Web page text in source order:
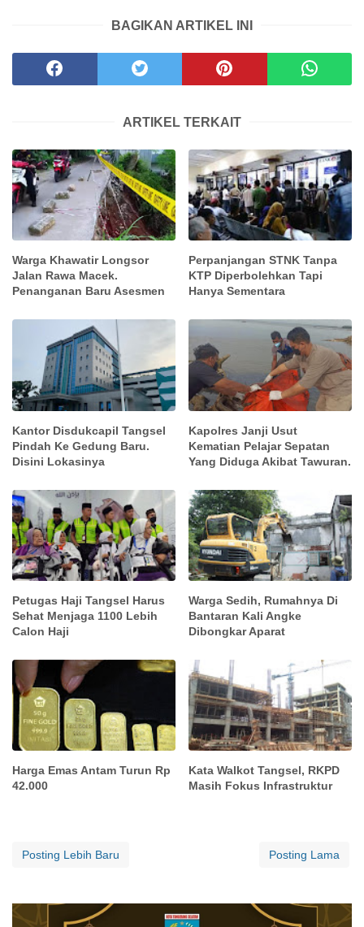
BAGIKAN ARTIKEL INI
ARTIKEL TERKAIT
Warga Khawatir Longsor
Jalan Rawa Macek.
Penanganan Baru Asesmen
Perpanjangan STNK Tanpa
KTP Diperbolehkan Tapi
Hanya Sementara
Kantor Disdukcapil Tangsel
Pindah Ke Gedung Baru.
Disini Lokasinya
Kapolres Janji Usut
Kematian Pelajar Sepatan
Yang Diduga Akibat Tawuran.
Petugas Haji Tangsel Harus
Sehat Menjaga 1100 Lebih
Calon Haji
Warga Sedih, Rumahnya Di
Bantaran Kali Angke
Dibongkar Aparat
Harga Emas Antam Turun Rp
42.000
Kata Walkot Tangsel, RKPD
Masih Fokus Infrastruktur
Posting Lebih Baru Posting Lama